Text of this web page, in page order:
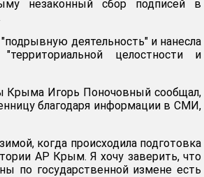
незаконный сбор подписей в
деятельность" и нанесла
целостности и
Крыма Игорь Поночовный сообщал,
благодаря информации в СМИ,
когда происходила подготовка
АР Крым. Я хочу заверить, что
по государственной измене есть